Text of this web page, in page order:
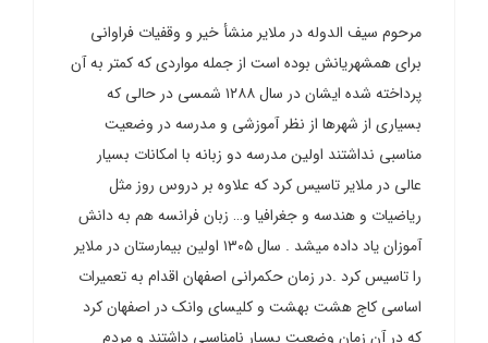
مرحوم سیف الدوله در ملایر منشأ خير و وقفيات فراوانی
برای همشهریانش بوده است از جمله مواردی که کمتر به آن
پرداخته شده ایشان در سال ۱۲۸۸ شمسی در حالی که
بسیاری از شهرها از نظر آموزشی و مدرسه در وضعیت
مناسبی نداشتند اولین مدرسه دو زبانه با امکانات بسیار
عالی در ملایر تاسیس کرد که علاوه بر دروس روز مثل
ریاضیات و هندسه و جغرافیا و… زبان فرانسه هم به دانش
آموزان یاد داده میشد . سال ۱۳۰۵ اولین بیمارستان در ملایر
را تاسیس کرد .در زمان حکمرانی اصفهان اقدام به تعمیرات
اساسی کاج هشت بهشت و کلیسای وانک در اصفهان کرد
که در آن زمان وضعیت بسیار نامناسبی داشتند و مردم